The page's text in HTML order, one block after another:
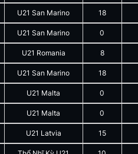
U21 San Marino 18
U21 San Marino 0
U21 Romania 8
U21 San Marino 18
U21 Malta 0
U21 Malta 0
U21 Latvia 15